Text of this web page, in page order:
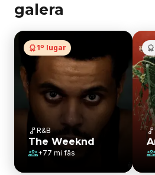
galera
1º lugar
R&B
The Weeknd
+77 mi fãs